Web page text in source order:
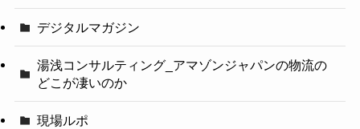
デジタルマガジン
湯浅コンサルティング_アマゾンジャパンの物流の
どこが凄いのか
現場ルポ